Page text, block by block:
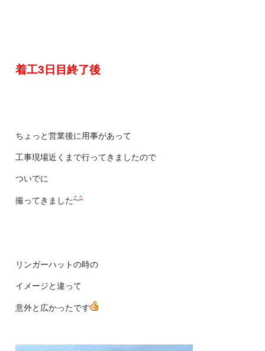
着工3日目終了後
ちょっと営業後に用事があって
工事現場近くまで行ってきましたので
ついでに
撮ってきました
リンガーハットの時の
イメージと違って
意外と広かったです